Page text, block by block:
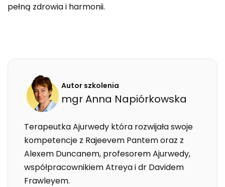
pełną zdrowia i harmonii.
Autor szkolenia
mgrAnna Napiórkowska
Terapeutka Ajurwedy która rozwijała swoje
kompetencje z Rajeevem Pantem oraz z
Alexem Duncanem, profesorem Ajurwedy,
współpracownikiem Atreya i dr Davidem
Frawleyem.